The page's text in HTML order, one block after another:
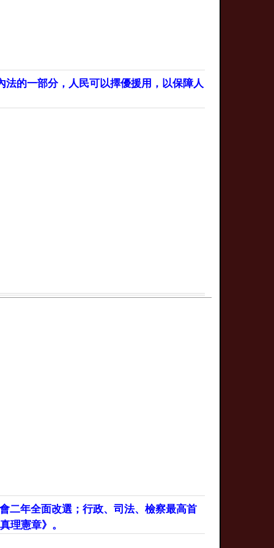
的一部分，人民可以擇優援用，以保障人
二年全面改選；行政、司法、檢察最高首
理憲章》。